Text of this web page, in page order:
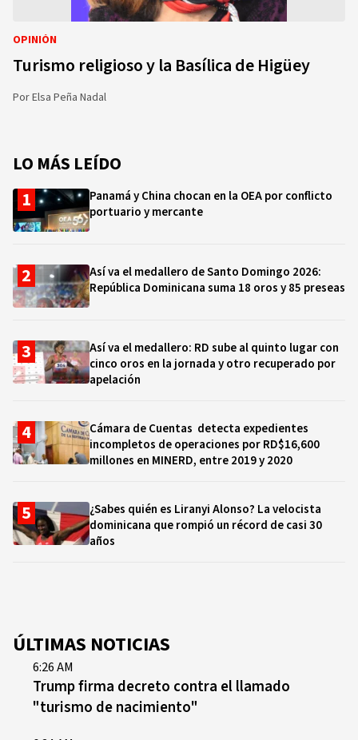
OPINIÓN
Turismo religioso y la Basílica de Higüey
PorElsa Peña Nadal
LO MÁS LEÍDO
Panamá y China chocan en la OEA por conflicto
portuario y mercante
Así va el medallero de Santo Domingo 2026:
República Dominicana suma 18 oros y 85 preseas
Así va el medallero: RD sube al quinto lugar con
cinco oros en la jornada y otro recuperado por
apelación
Cámara de Cuentas detecta expedientes
incompletos de operaciones por RD$16,600
millones en MINERD, entre 2019 y 2020
¿Sabes quién es Liranyi Alonso? La velocista
dominicana que rompió un récord de casi 30
años
ÚLTIMAS NOTICIAS
6:26 AM
Trump firma decreto contra el llamado
"turismo de nacimiento"